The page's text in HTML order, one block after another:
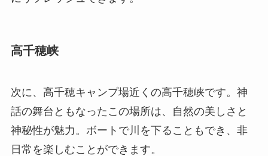
高千穂峡
次に、高千穂キャンプ場近くの高千穂峡です。神
話の舞台ともなったこの場所は、自然の美しさと
神秘性が魅力。ボートで川を下ることもでき、非
日常を楽しむことができます。